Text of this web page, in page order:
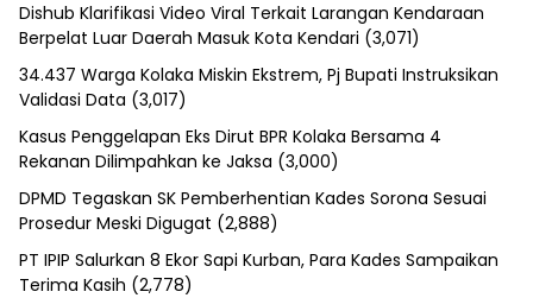
Dishub Klarifikasi Video Viral Terkait Larangan Kendaraan
Berpelat Luar Daerah Masuk Kota Kendari (3,071)
34.437 Warga Kolaka Miskin Ekstrem, Pj Bupati Instruksikan
Validasi Data (3,017)
Kasus Penggelapan Eks Dirut BPR Kolaka Bersama 4
Rekanan Dilimpahkan ke Jaksa (3,000)
DPMD Tegaskan SK Pemberhentian Kades Sorona Sesuai
Prosedur Meski Digugat (2,888)
PT IPIP Salurkan 8 Ekor Sapi Kurban, Para Kades Sampaikan
Terima Kasih (2,778)